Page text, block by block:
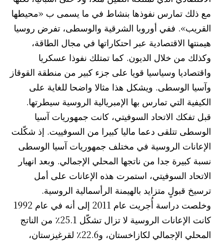
مع ذلك تمارس نفوذها بنشاط في ما يسمى ب «محيطها
القريب». ففي أوروبا الشرقية والوسطى، تفرض روسيا
هيمنتها الاقتصادية عبر احتكاراتها في مجال الطاقة،
وكذلك من خلال الديون. كما تمتلك نفوذا عسكريا
واقتصاديا وسياسيا قويا على جزء كبير من منطقة القوقاز
وآسيا الوسطى. ويشكل هذا مثالا واضحا للغاية على
الكيفية التي تمارس بها الإمبريالية الروسية سيطرتها.
قبل تفكك الاتحاد السوفيتي، كانت جمهوريات آسيا
الوسطى تتلقى دعما ماليا كبيرا من السوفييت. إذ شكّلت
الإعانات الروسية في مختلف جمهوريات آسيا الوسطى
نسبة كبيرة جدا من ناتجها المحلي الإجمالي. وبعد انهيار
الاتحاد السوفيتي، استمرت هذه الإعانات على أمل
ترسيخ قبولٍ متزايد بالهيمنة الرأسمالية الروسية.
وخلصت دراسة أُجريت عام 2011 إلى أنه في عام 1992
كانت الإعانات الروسية لا تزال تشكّل 25.1٪ من الناتج
المحلي الإجمالي لكازاخستان، و22.6٪ لقرغيزستان،